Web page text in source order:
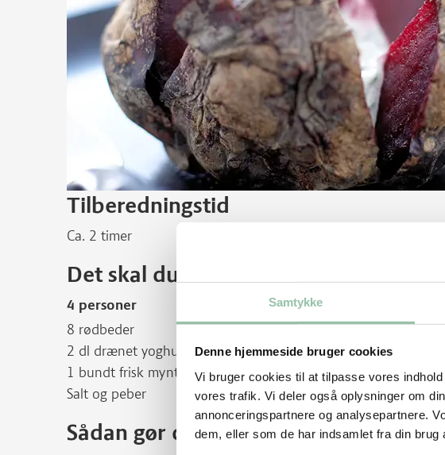
Samtykke
Denne hjemmeside bruger cookies
Vi bruger cookies til at tilpasse vores
vores trafik. Vi deler også oplysninger om
annonceringspartnere og analysepartnere.
dem, eller som de har indsamlet fra din brug
Tilberedningstid
Ca. 2 timer
Det skal du bruge
4 personer
8 rødbeder
2 dl drænet yoghurt, 10%
1 bundt frisk mynte
Salt og peber
Sådan gør du